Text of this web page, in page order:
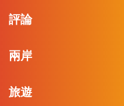
評論
兩岸
旅遊